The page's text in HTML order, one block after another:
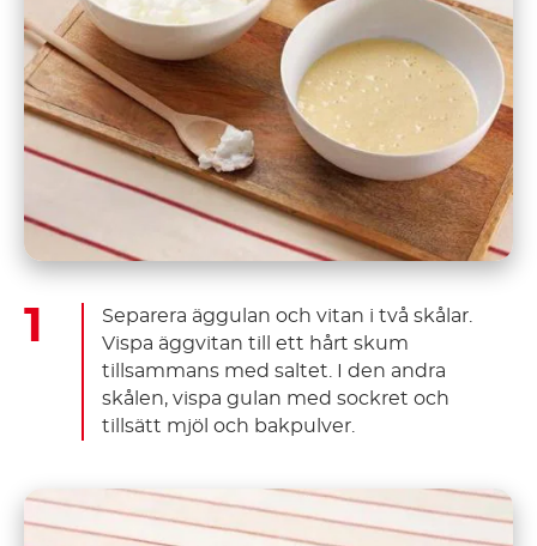
Separera äggulan och vitan i två skålar.
Vispa äggvitan till ett hårt skum
tillsammans med saltet. I den andra
skålen, vispa gulan med sockret och
tillsätt mjöl och bakpulver.